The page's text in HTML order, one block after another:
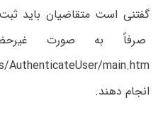
صرفاً به صورت
main.htm
انجام دهند.